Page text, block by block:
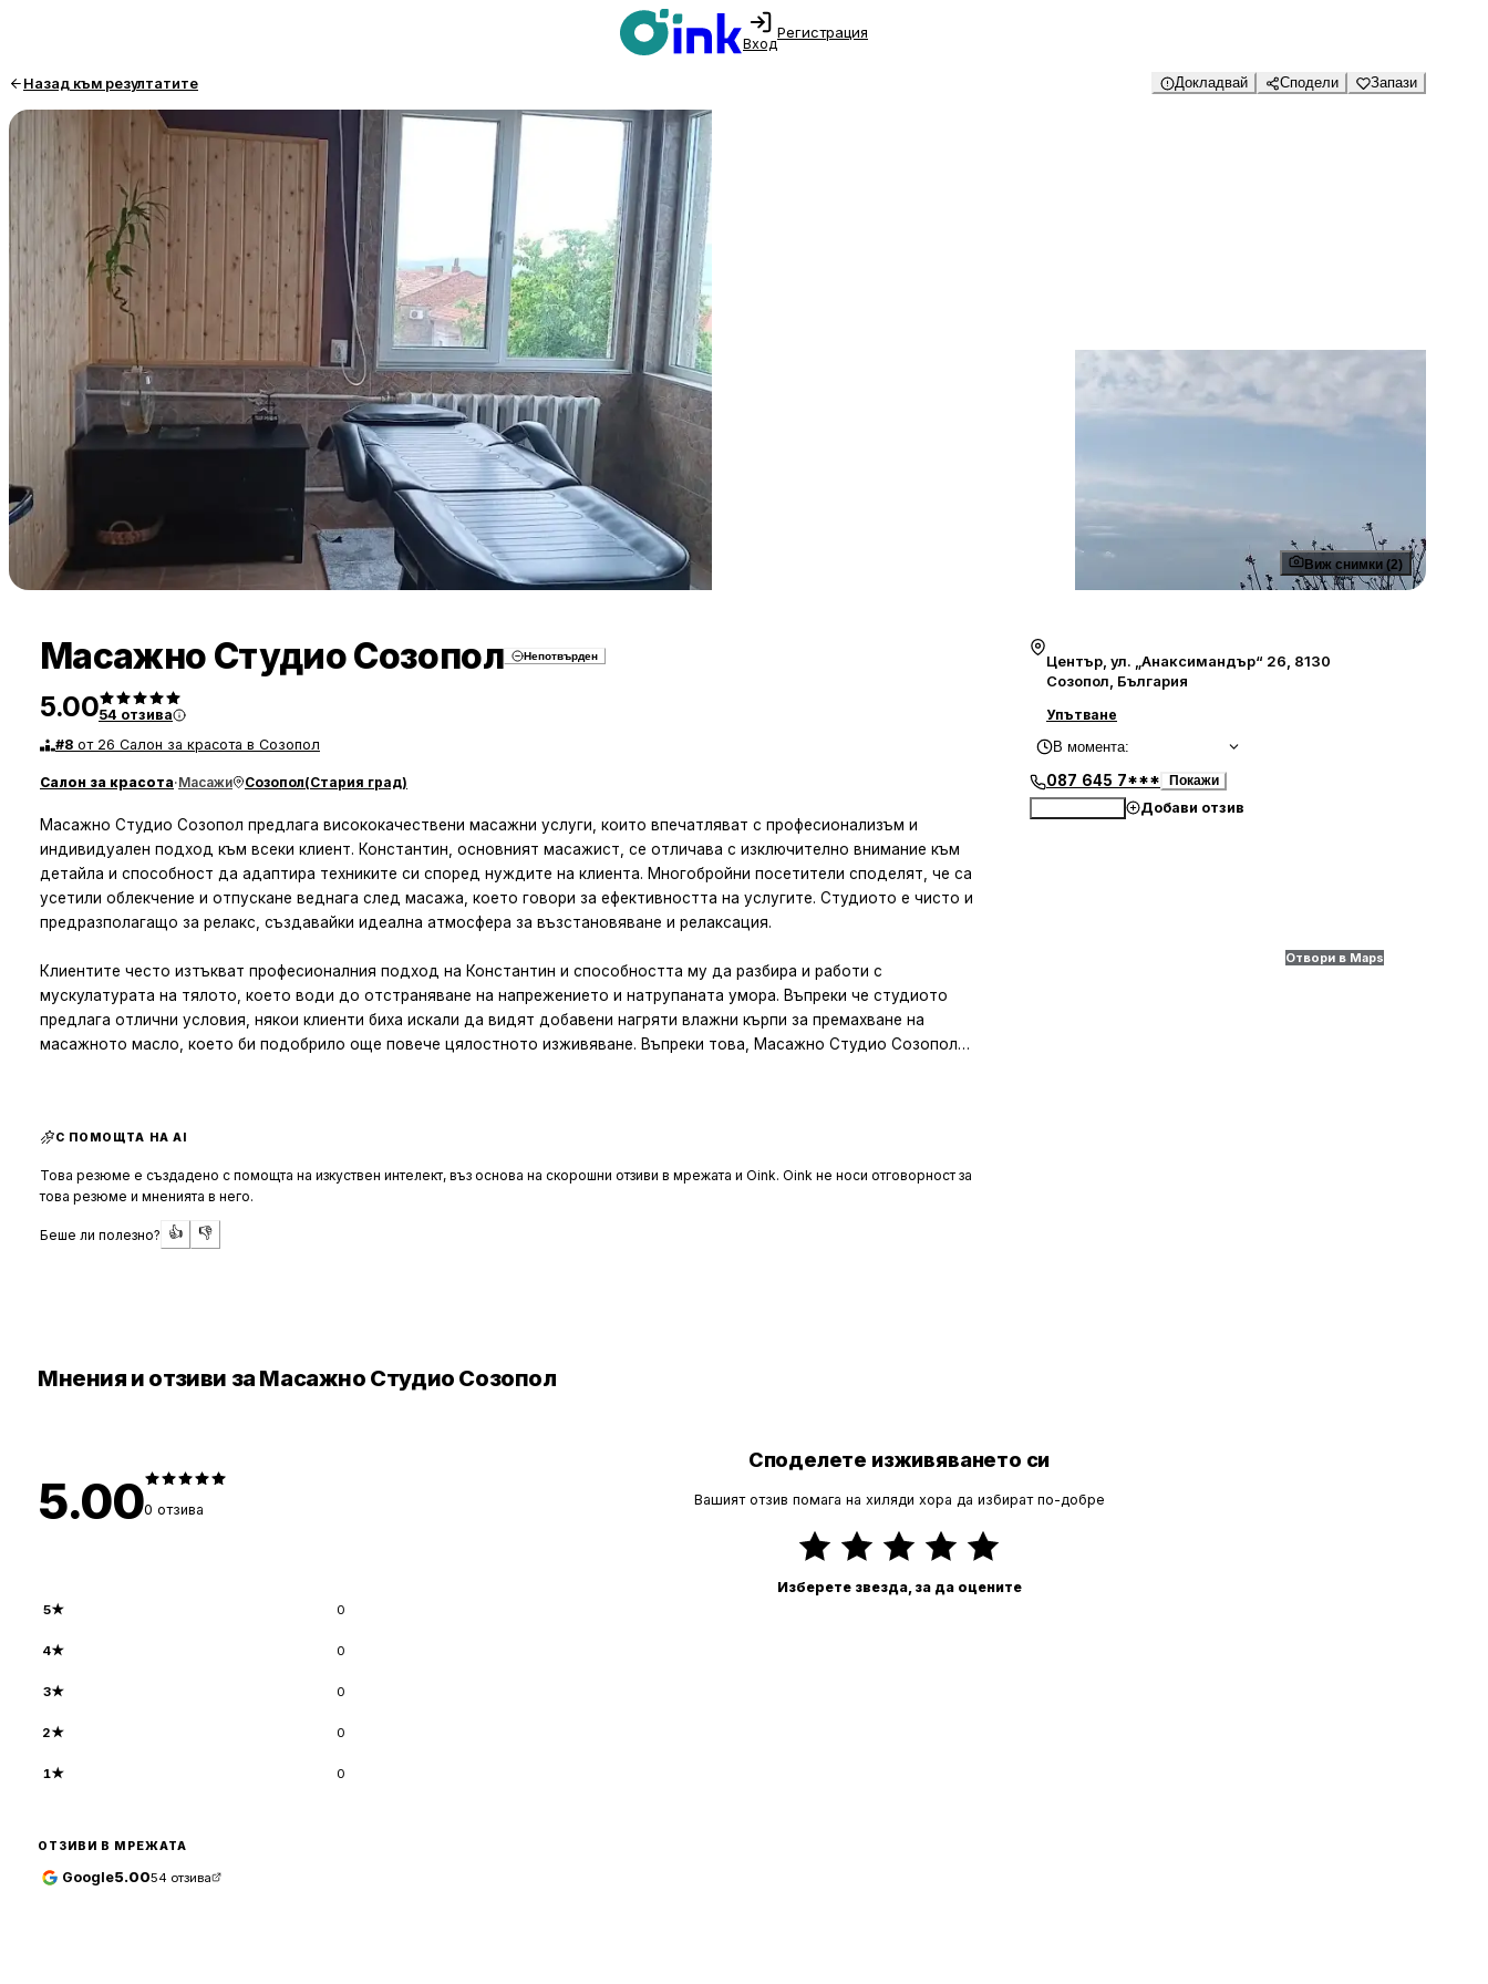
Вход
Регистрация
Назад към резултатите Докладвай Сподели Запази
Виж снимки (2)
Масажно Студио Созопол Непотвърден
5.0054 отзива
#8 от 26 Салон за красота в Созопол
Салон за красота·Масажи Созопол(Стария град)
Масажно Студио Созопол предлага висококачествени масажни услуги, които впечатляват с професионализъм и
индивидуален подход към всеки клиент. Константин, основният масажист, се отличава с изключително внимание към
детайла и способност да адаптира техниките си според нуждите на клиента. Многобройни посетители споделят, че са
усетили облекчение и отпускане веднага след масажа, което говори за ефективността на услугите. Студиото е чисто и
предразполагащо за релакс, създавайки идеална атмосфера за възстановяване и релаксация.
Клиентите често изтъкват професионалния подход на Константин и способността му да разбира и работи с
мускулатурата на тялото, което води до отстраняване на напрежението и натрупаната умора. Въпреки че студиото
предлага отлични условия, някои клиенти биха искали да видят добавени нагряти влажни кърпи за премахване на
масажното масло, което би подобрило още повече цялостното изживяване. Въпреки това, Масажно Студио Созопол
С ПОМОЩТА НА AI
Това резюме е създадено с помощта на изкуствен интелект, въз основа на скорошни отзиви в мрежата и Oink. Oink не носи отговорност за
това резюме и мненията в него.
Беше ли полезно? 👍 👎
Център, ул. „Анаксимандър“ 26, 8130
Созопол, България
Упътване
В момента:
087 645 7*** Покажи
Добави отзив
Отвори в Maps
Мнения и отзиви за Масажно Студио Созопол
5.000 отзива
5★ 0
4★ 0
3★ 0
2★ 0
1★ 0
ОТЗИВИ В МРЕЖАТА
Google5.0054 отзива
Споделете изживяването си
Вашият отзив помага на хиляди хора да избират по-добре
Изберете звезда, за да оцените